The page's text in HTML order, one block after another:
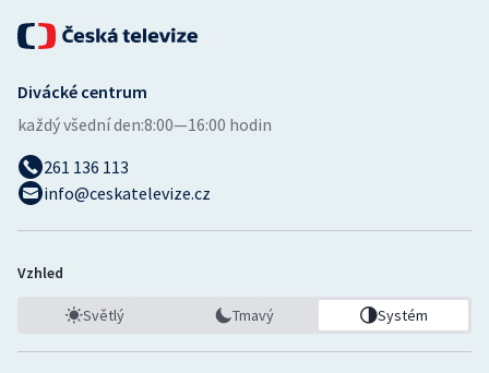
Divácké centrum
každý všední den:8:00—16:00 hodin
261 136 113
info@ceskatelevize.cz
Vzhled
Světlý Tmavý Systém